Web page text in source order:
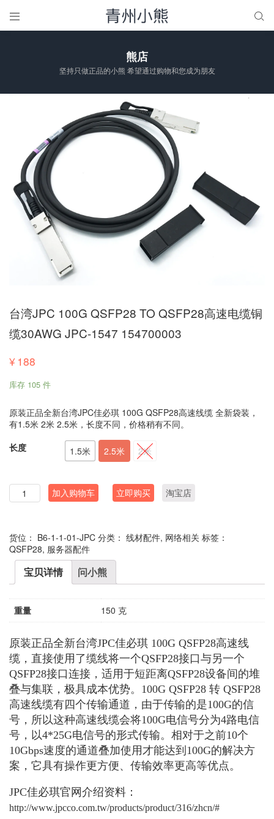
 
熊店
坚持只做正品的小熊 希望通过购物和您成为朋友
台湾JPC 100G QSFP28 TO QSFP28高速电缆铜
缆30AWG JPC-1547 154700003
¥188
库存 105 件
原装正品全新台湾JPC佳必琪 100G QSFP28高速线缆 全新袋装，
有1.5米 2米 2.5米，长度不同，价格稍有不同。
长度
1.5米 2.5米 2米
数
量
加入购物车 立即购买 淘宝店
货位： B6-1-1-01-JPC 分类： 线材配件, 网络相关 标签：
QSFP28, 服务器配件
宝贝详情 问小熊
重量 150 克
原装正品全新台湾JPC佳必琪 100G QSFP28高速线
缆，直接使用了缆线将一个QSFP28接口与另一个
QSFP28接口连接，适用于短距离QSFP28设备间的堆
叠与集联，极具成本优势。100G QSFP28 转 QSFP28
高速线缆有四个传输通道，由于传输的是100G的信
号，所以这种高速线缆会将100G电信号分为4路电信
号，以4*25G电信号的形式传输。相对于之前10个
10Gbps速度的通道叠加使用才能达到100G的解决方
案，它具有操作更方便、传输效率更高等优点。
JPC佳必琪官网介绍资料：
http://www.jpcco.com.tw/products/product/316/zhcn/#